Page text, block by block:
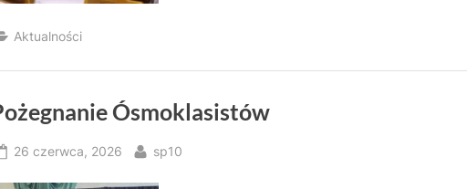
Aktualności
Ósmoklasistów
Posted
26 czerwca, 2026 By
sp10